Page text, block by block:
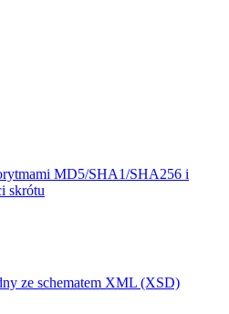
MD5/SHA1/SHA256 i
skrótu
ze schematem XML (XSD)